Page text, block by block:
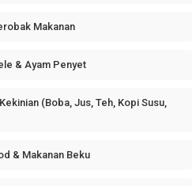
Makanan
& Ayam Penyet
(Boba, Jus, Teh, Kopi Susu,
& Makanan Beku